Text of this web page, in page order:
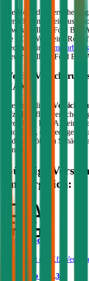
Die Höhe der
Versicherung beeinflusst,
bzw. kW) Ihres
Ford B-
die CO2-Werte eine
Rechner für die
Steuer für Ihren Ford B-
Welche
MAX
Die gesetzliche
Kfz-
Ihren Ford B-MAX
eine
Mio. Euro, da niedrigere
und bei größeren
könnte.
Günstige
im Vergleich:
Ford Focus
Was kostet die Kfz-
Prämie ab
€ 32,32